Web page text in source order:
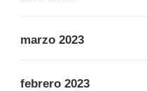
marzo 2023
febrero 2023